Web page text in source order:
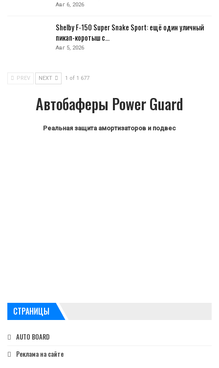
Авг 6, 2026
Shelby F-150 Super Snake Sport: ещё один уличный
пикап-коротыш с…
Авг 5, 2026
PREV NEXT 1 of 1 677
Автобаферы Power Guard
Реальная защита амортизаторов и подвес
СТРАНИЦЫ
AUTO BOARD
Реклама на сайте